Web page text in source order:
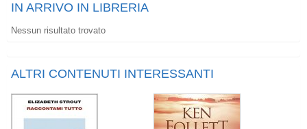
IN ARRIVO IN LIBRERIA
Nessun risultato trovato
ALTRI CONTENUTI INTERESSANTI